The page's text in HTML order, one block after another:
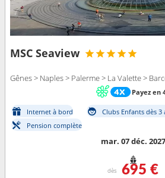
MSC Seaview
Gênes > Naples > Palerme > La Valette >
Payez en
Internet à bord Clubs Enfants dès 3
Pension complète
mar. 07 déc. 2027
dès 695 €